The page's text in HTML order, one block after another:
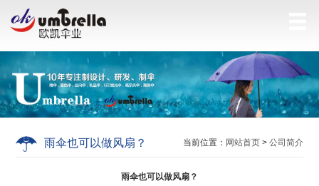
雨伞也可以做风扇？ 当前位置： 网站首页> 公司简介
雨伞也可以做风扇？